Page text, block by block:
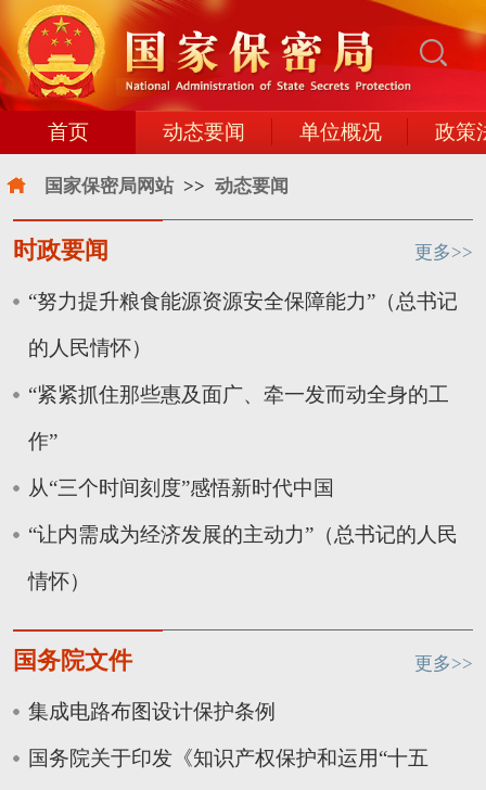
首页 动态要闻 单位概况 政策
国家保密局网站 >> 动态要闻
时政要闻 更多>>
“努力提升粮食能源资源安全保障能力”（总书记
的人民情怀）
“紧紧抓住那些惠及面广、牵一发而动全身的工
作”
从“三个时间刻度”感悟新时代中国
“让内需成为经济发展的主动力”（总书记的人民
情怀）
国务院文件 更多>>
集成电路布图设计保护条例
国务院关于印发《知识产权保护和运用“十五